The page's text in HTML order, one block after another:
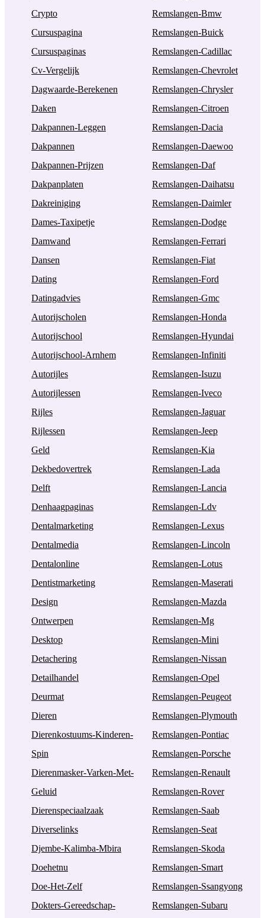
Crypto
Cursuspagina
Cursuspaginas
Cv-Vergelijk
Dagwaarde-Berekenen
Daken
Dakpannen-Leggen
Dakpannen
Dakpannen-Prijzen
Dakpanplaten
Dakreiniging
Dames-Taxipetje
Damwand
Dansen
Dating
Datingadvies
Autorijscholen
Autorijschool
Autorijschool-Arnhem
Autorijles
Autorijlessen
Rijles
Rijlessen
Geld
Dekbedovertrek
Delft
Denhaagpaginas
Dentalmarketing
Dentalmedia
Dentalonline
Dentistmarketing
Design
Ontwerpen
Desktop
Detachering
Detailhandel
Deurmat
Dieren
Dierenkostuums-Kinderen-
Spin
Dierenmasker-Varken-Met-
Geluid
Dierenspeciaalzaak
Diverselinks
Djembe-Kalimba-Mbira
Doehetnu
Doe-Het-Zelf
Dokters-Gereedschap-
Remslangen-Bmw
Remslangen-Buick
Remslangen-Cadillac
Remslangen-Chevrolet
Remslangen-Chrysler
Remslangen-Citroen
Remslangen-Dacia
Remslangen-Daewoo
Remslangen-Daf
Remslangen-Daihatsu
Remslangen-Daimler
Remslangen-Dodge
Remslangen-Ferrari
Remslangen-Fiat
Remslangen-Ford
Remslangen-Gmc
Remslangen-Honda
Remslangen-Hyundai
Remslangen-Infiniti
Remslangen-Isuzu
Remslangen-Iveco
Remslangen-Jaguar
Remslangen-Jeep
Remslangen-Kia
Remslangen-Lada
Remslangen-Lancia
Remslangen-Ldv
Remslangen-Lexus
Remslangen-Lincoln
Remslangen-Lotus
Remslangen-Maserati
Remslangen-Mazda
Remslangen-Mg
Remslangen-Mini
Remslangen-Nissan
Remslangen-Opel
Remslangen-Peugeot
Remslangen-Plymouth
Remslangen-Pontiac
Remslangen-Porsche
Remslangen-Renault
Remslangen-Rover
Remslangen-Saab
Remslangen-Seat
Remslangen-Skoda
Remslangen-Smart
Remslangen-Ssangyong
Remslangen-Subaru